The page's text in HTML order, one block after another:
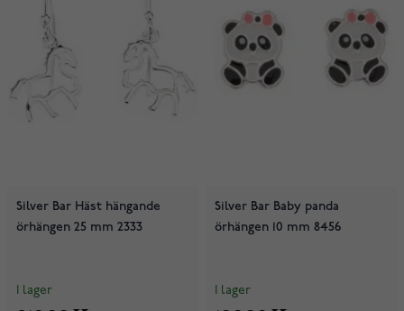
Silver Bar Häst hängande
örhängen 25 mm 2333
I lager
Silver Bar Baby panda
örhängen 10 mm 8456
I lager